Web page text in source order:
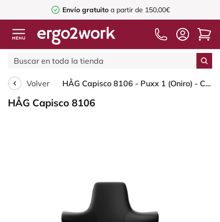
Envío gratuito a partir de 150,00€
Volver HÅG Capisco 8106 - Puxx 1 (Oniro) - Cuero sintético de poliuretano - PU215816 - Black - Black - 150mm (seat height 40–55cm) - Hard castors for soft floors
HÅG Capisco 8106